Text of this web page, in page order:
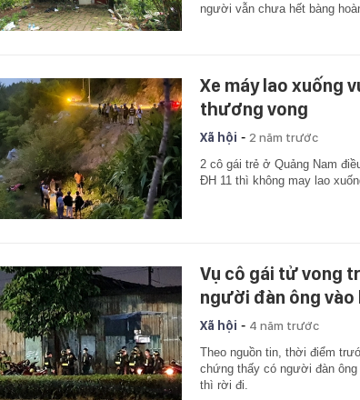
người vẫn chưa hết bàng
Xe máy lao xuống
thương vong
Xã hội - 2 năm trước
2 cô gái trẻ ở Quảng Nam
ĐH 11 thì không may lao
Vụ cô gái tử vong
người đàn ông
Xã hội - 4 năm trước
Theo nguồn tin, thời điểm
chứng thấy có người đàn
thì rời đi.